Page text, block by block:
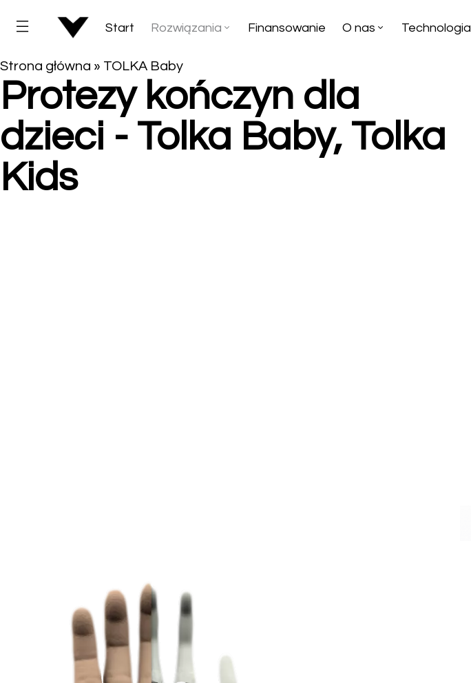
Start Rozwiązania Finansowanie O nas Technologia
Strona główna » TOLKA Baby
Protezy kończyn dla
dzieci - Tolka Baby, Tolka
Kids